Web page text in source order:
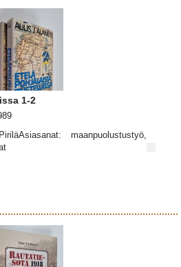
1-2
maanpuolustustyö,